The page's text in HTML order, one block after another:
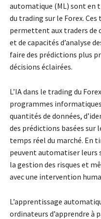
automatique (ML) sont en
du trading sur le Forex.
permettent aux traders de
et de capacités d’analyse
faire des prédictions plus
décisions éclairées.
L’IA dans le trading du
programmes informatiques
quantités de données,
des prédictions basées sur
temps réel du marché. En
peuvent automatiser
la gestion des risques et
avec une intervention
L’apprentissage
ordinateurs d’apprendre à